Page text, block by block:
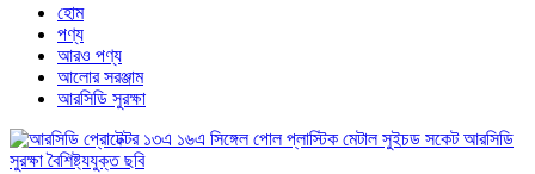
হোম
পণ্য
আরও পণ্য
আলোর সরঞ্জাম
আরসিডি সুরক্ষা